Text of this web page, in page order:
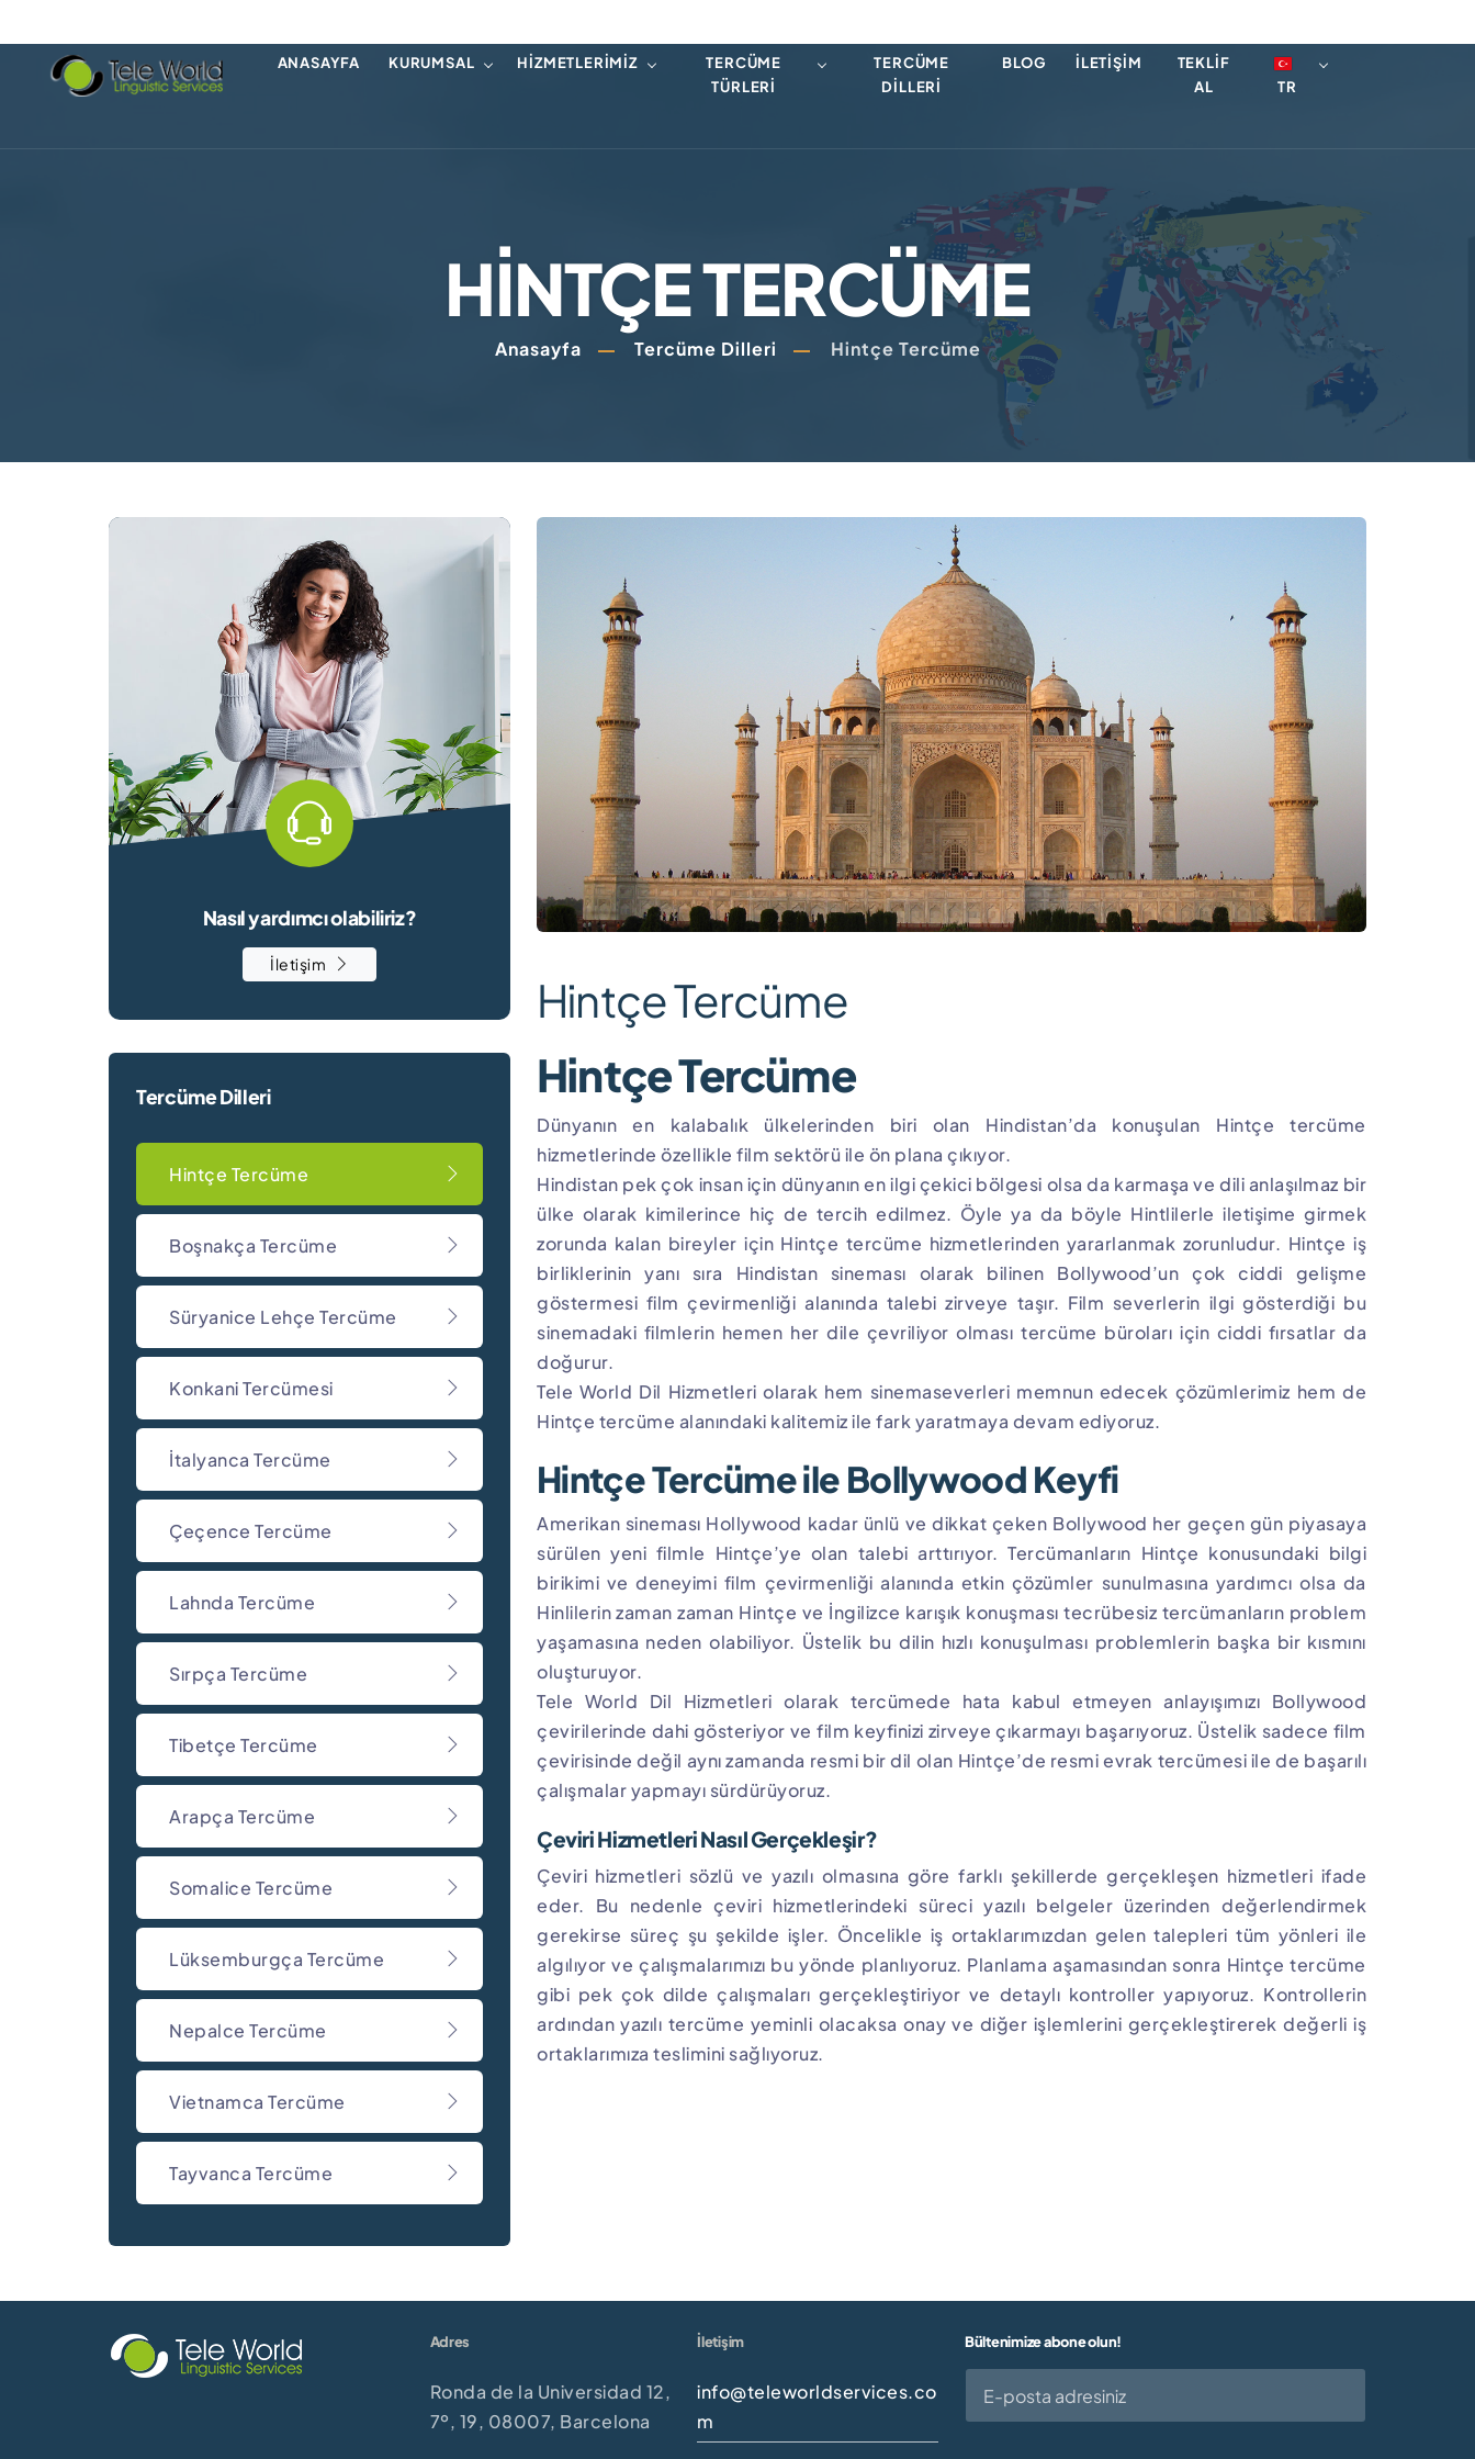
ANASAYFA KURUMSAL HIZMETLERIMIZ
TERCÜME
TÜRLERI
TERCÜME
DILLERI
BLOG İLETIŞIM
TEKLIF
AL
TR
HINTÇE TERCÜME
Anasayfa Tercüme Dilleri Hintçe Tercüme
Nasıl yardımcı olabiliriz?
İletişim
Tercüme Dilleri
Hintçe Tercüme
Boşnakça Tercüme
Süryanice Lehçe Tercüme
Konkani Tercümesi
İtalyanca Tercüme
Çeçence Tercüme
Lahnda Tercüme
Sırpça Tercüme
Tibetçe Tercüme
Arapça Tercüme
Somalice Tercüme
Lüksemburgça Tercüme
Nepalce Tercüme
Vietnamca Tercüme
Tayvanca Tercüme
Hintçe Tercüme
Hintçe Tercüme
Dünyanın en kalabalık ülkelerinden biri olan Hindistan’da konuşulan Hintçe tercüme
hizmetlerinde özellikle film sektörü ile ön plana çıkıyor.
Hindistan pek çok insan için dünyanın en ilgi çekici bölgesi olsa da karmaşa ve dili anlaşılmaz bir
ülke olarak kimilerince hiç de tercih edilmez. Öyle ya da böyle Hintlilerle iletişime girmek
zorunda kalan bireyler için Hintçe tercüme hizmetlerinden yararlanmak zorunludur. Hintçe iş
birliklerinin yanı sıra Hindistan sineması olarak bilinen Bollywood’un çok ciddi gelişme
göstermesi film çevirmenliği alanında talebi zirveye taşır. Film severlerin ilgi gösterdiği bu
sinemadaki filmlerin hemen her dile çevriliyor olması tercüme büroları için ciddi fırsatlar da
doğurur.
Tele World Dil Hizmetleri olarak hem sinemaseverleri memnun edecek çözümlerimiz hem de
Hintçe tercüme alanındaki kalitemiz ile fark yaratmaya devam ediyoruz.
Hintçe Tercüme ile Bollywood Keyfi
Amerikan sineması Hollywood kadar ünlü ve dikkat çeken Bollywood her geçen gün piyasaya
sürülen yeni filmle Hintçe’ye olan talebi arttırıyor. Tercümanların Hintçe konusundaki bilgi
birikimi ve deneyimi film çevirmenliği alanında etkin çözümler sunulmasına yardımcı olsa da
Hinlilerin zaman zaman Hintçe ve İngilizce karışık konuşması tecrübesiz tercümanların problem
yaşamasına neden olabiliyor. Üstelik bu dilin hızlı konuşulması problemlerin başka bir kısmını
oluşturuyor.
Tele World Dil Hizmetleri olarak tercümede hata kabul etmeyen anlayışımızı Bollywood
çevirilerinde dahi gösteriyor ve film keyfinizi zirveye çıkarmayı başarıyoruz. Üstelik sadece film
çevirisinde değil aynı zamanda resmi bir dil olan Hintçe’de resmi evrak tercümesi ile de başarılı
çalışmalar yapmayı sürdürüyoruz.
Çeviri Hizmetleri Nasıl Gerçekleşir?
Çeviri hizmetleri sözlü ve yazılı olmasına göre farklı şekillerde gerçekleşen hizmetleri ifade
eder. Bu nedenle çeviri hizmetlerindeki süreci yazılı belgeler üzerinden değerlendirmek
gerekirse süreç şu şekilde işler. Öncelikle iş ortaklarımızdan gelen talepleri tüm yönleri ile
algılıyor ve çalışmalarımızı bu yönde planlıyoruz. Planlama aşamasından sonra Hintçe tercüme
gibi pek çok dilde çalışmaları gerçekleştiriyor ve detaylı kontroller yapıyoruz. Kontrollerin
ardından yazılı tercüme yeminli olacaksa onay ve diğer işlemlerini gerçekleştirerek değerli iş
ortaklarımıza teslimini sağlıyoruz.
Adres
Ronda de la Universidad 12,
7º, 19, 08007, Barcelona
İletişim
info@teleworldservices.co
m
Bültenimize abone olun!